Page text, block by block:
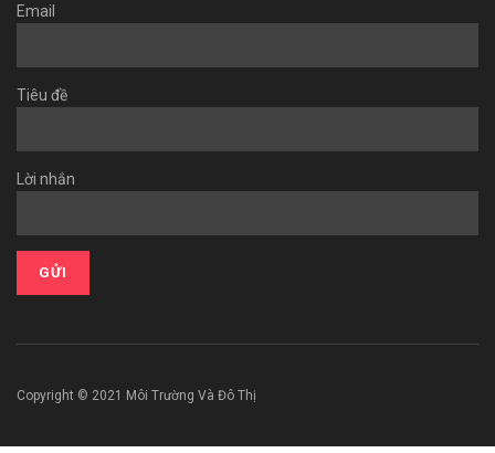
Email
Tiêu đề
Lời nhắn
Copyright © 2021 Môi Trường Và Đô Thị